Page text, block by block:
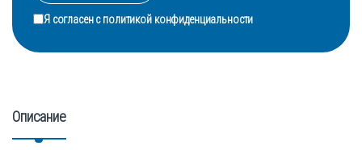
Я согласен сполитикой конфиденциальности
Описание